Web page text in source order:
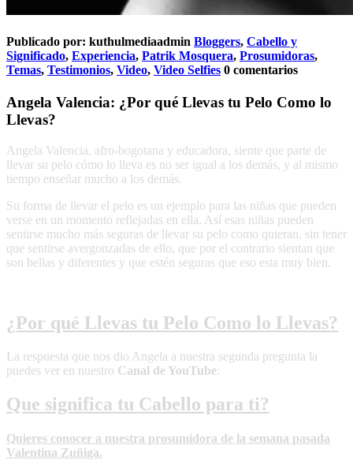
Publicado por: kuthulmediaadmin Bloggers, Cabello y
Significado, Experiencia, Patrik Mosquera, Prosumidoras,
Temas, Testimonios, Video, Video Selfies 0 comentarios
Angela Valencia: ¿Por qué Llevas tu Pelo Como lo
Llevas?
Angela Valencia, afro-bogotana y educadora, siente que parte de
llevar su pelo cómo lo lleva es no ser igual a los demás, y al mismo
tiempo enseñar mucho a los demás.
Su forma de llevar el pelo es un ejemplo para las niñas que pueden
verse en un momento reflejadas en ella. Así esas niñas pueden
sentirse mucho más seguras de llevar su pelo como quieran, sin tener
que sentirse avergonzadas de ello, que por el contrario sientan que
son bellas y diferentes y que estén seguras que eso esta muy bien.
¿Por qué Llevas tu Pelo Como lo Llevas?
La respuesta que nos dio Angela a nuestra segunda pregunta la
puedes ver en nuestro Canal de YouTube:
Que significa tu Cabello para ti?
Quieres conocer a nuestra prosumidora de la semana pasada
Valentina Zuñiga.